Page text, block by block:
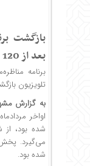
بازگشت
بعد از 120 روز
تلویزیون
به گزارش
می‌گیرد. پخش
شده بود.